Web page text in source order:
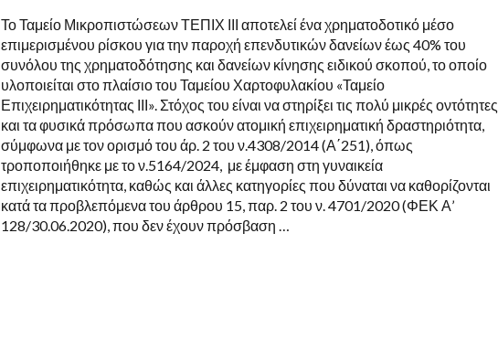
Το Ταμείο Μικροπιστώσεων ΤΕΠΙΧ ΙΙΙ αποτελεί ένα χρηματοδοτικό μέσο
επιμερισμένου ρίσκου για την παροχή επενδυτικών δανείων έως 40% του
συνόλου της χρηματοδότησης και δανείων κίνησης ειδικού σκοπού, το οποίο
υλοποιείται στο πλαίσιο του Ταμείου Χαρτοφυλακίου «Ταμείο
Επιχειρηματικότητας ΙΙΙ». Στόχος του είναι να στηρίξει τις πολύ μικρές οντότητες
και τα φυσικά πρόσωπα που ασκούν ατομική επιχειρηματική δραστηριότητα,
σύμφωνα με τον ορισμό του άρ. 2 του ν.4308/2014 (Α΄251), όπως
τροποποιήθηκε με το ν.5164/2024, με έμφαση στη γυναικεία
επιχειρηματικότητα, καθώς και άλλες κατηγορίες που δύναται να καθορίζονται
κατά τα προβλεπόμενα του άρθρου 15, παρ. 2 του ν. 4701/2020 (ΦΕΚ Α’
128/30.06.2020), που δεν έχουν πρόσβαση …